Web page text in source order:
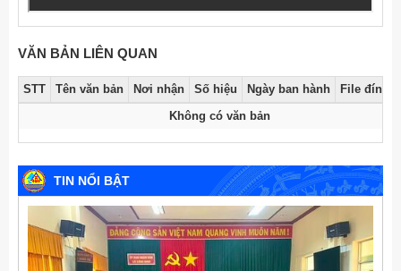
VĂN BẢN LIÊN QUAN
STT Tên văn bản Nơi nhận Số hiệu Ngày ban hành
File đính
Không có văn bản
TIN NỔI BẬT